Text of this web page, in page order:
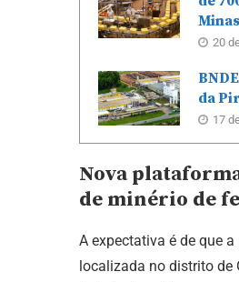
20
da
17
Nova
de minério de
A expectativa é de que
localizada no distrito de